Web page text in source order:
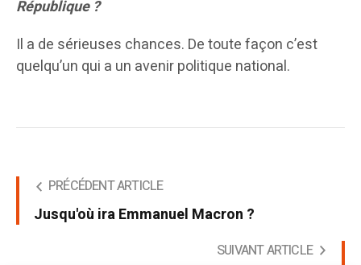
République ?
Il a de sérieuses chances. De toute façon c’est
quelqu’un qui a un avenir politique national.
PRÉCÉDENT ARTICLE
Jusqu'où ira Emmanuel Macron ?
SUIVANT ARTICLE